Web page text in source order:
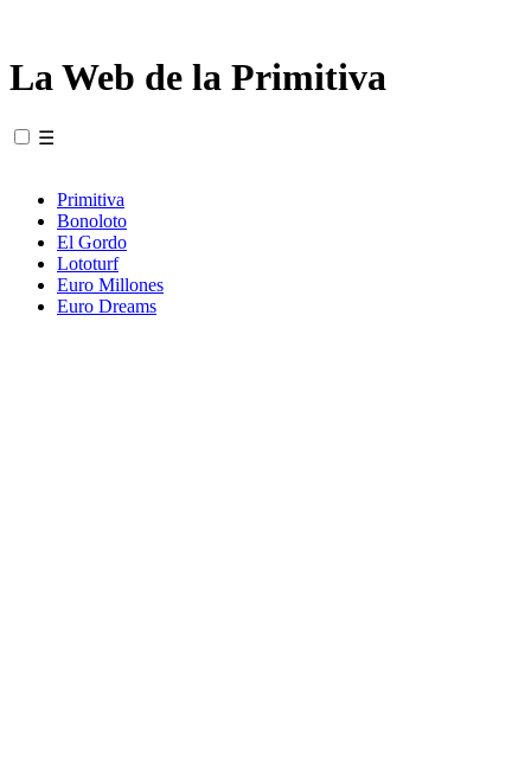
La Web de la Primitiva
☰
Primitiva
Bonoloto
El Gordo
Lototurf
Euro Millones
Euro Dreams